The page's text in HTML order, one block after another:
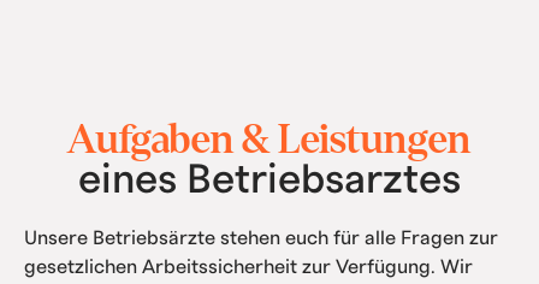
Aufgaben & Leistungen
eines Betriebsarztes
Unsere Betriebsärzte stehen euch für alle Fragen zur
gesetzlichen Arbeitssicherheit zur Verfügung. Wir